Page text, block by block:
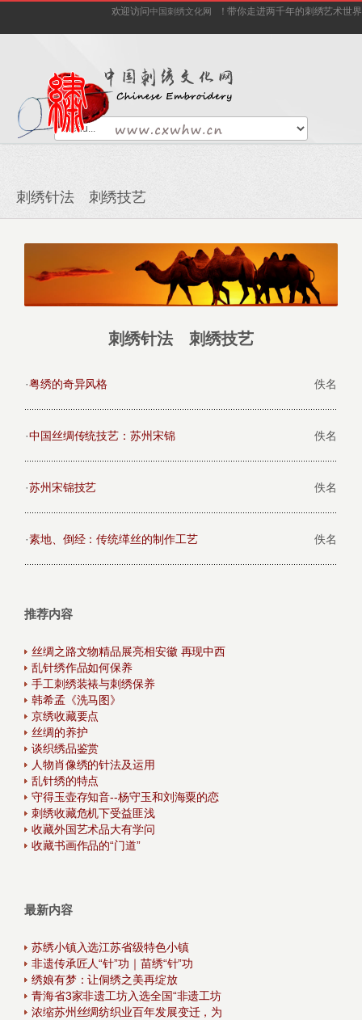
欢迎访问中国刺绣文化网 ！带你走进两千年的刺绣艺术世界
刺绣针法 刺绣技艺
刺绣针法 刺绣技艺
·粤绣的奇异风格 佚名
·中国丝绸传统技艺：苏州宋锦 佚名
·苏州宋锦技艺 佚名
·素地、倒经：传统缂丝的制作工艺 佚名
推荐内容
丝绸之路文物精品展亮相安徽 再现中西
乱针绣作品如何保养
手工刺绣装裱与刺绣保养
韩希孟《洗马图》
京绣收藏要点
丝绸的养护
谈织绣品鉴赏
人物肖像绣的针法及运用
乱针绣的特点
守得玉壶存知音--杨守玉和刘海粟的恋
刺绣收藏危机下受益匪浅
收藏外国艺术品大有学问
收藏书画作品的“门道”
最新内容
苏绣小镇入选江苏省级特色小镇
非遗传承匠人“针”功｜苗绣“针”功
绣娘有梦：让侗绣之美再绽放
青海省3家非遗工坊入选全国“非遗工坊
浓缩苏州丝绸纺织业百年发展变迁，为